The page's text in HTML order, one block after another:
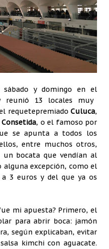
y domingo en el
reunió 13 locales muy
requetepremiadoCuluca,
Consetida, o el famoso por
se apunta a todos los
entre muchos otros,
bocata que vendían al
excepción, como el
3 euros y del que ya os
mi apuesta? Primero, el
para abrir boca: jamón
según explicaban, evitar
kimchi con aguacate.